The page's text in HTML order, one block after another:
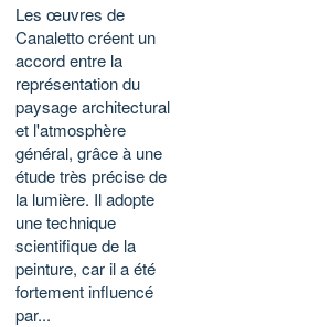
Les œuvres de
Canaletto créent un
accord entre la
représentation du
paysage architectural
et l'atmosphère
général, grâce à une
étude très précise de
la lumière. Il adopte
une technique
scientifique de la
peinture, car il a été
fortement influencé
par...